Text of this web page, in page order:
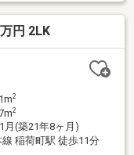
円 2LK
2
2
月(築21年8ヶ月)
稲荷町駅 徒歩11分